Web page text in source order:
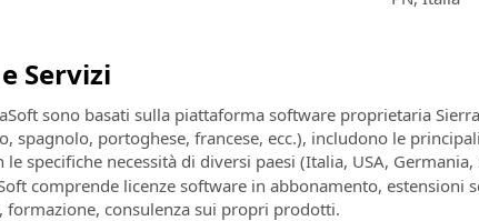
Servizi
sono basati sulla piattaforma software proprietaria
spagnolo, portoghese, francese, ecc.), includono le
specifiche necessità di diversi paesi (Italia, USA,
comprende licenze software in abbonamento,
formazione, consulenza sui propri prodotti.